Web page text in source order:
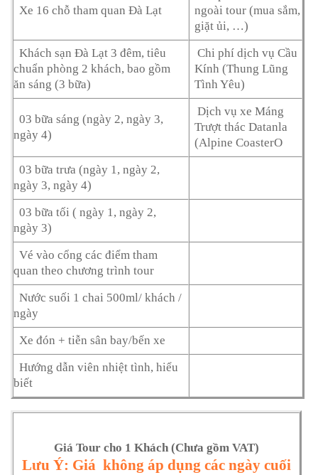
Xe 16 chỗ tham quan Đà Lạt
ngoài tour (mua sắm,
giặt ủi, …)
Khách sạn Đà Lạt 3 đêm, tiêu
chuẩn phòng 2 khách, bao gồm
ăn sáng (3 bữa)
Chi phí dịch vụ Cầu
Kính (Thung Lũng
Tình Yêu)
03 bữa sáng (ngày 2, ngày 3,
ngày 4)
Dịch vụ xe Máng
Trượt thác Datanla
(Alpine CoasterO
03 bữa trưa (ngày 1, ngày 2,
ngày 3, ngày 4)
03 bữa tối ( ngày 1, ngày 2,
ngày 3)
Vé vào cổng các điểm tham
quan theo chương trình tour
Nước suối 1 chai 500ml/ khách /
ngày
Xe đón + tiễn sân bay/bến xe
Hướng dẫn viên nhiệt tình, hiểu
biết
Giá Tour cho 1 Khách (Chưa gồm VAT)
Lưu Ý: Giá không áp dụng các ngày cuối